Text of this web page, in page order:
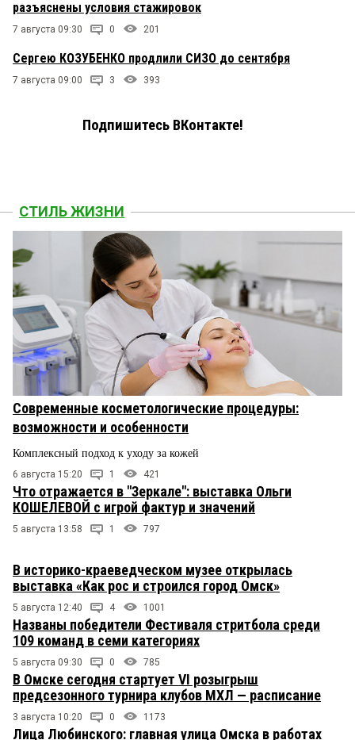
разъяснены условия стажировок
7 августа 09:30 0 201
Сергею КОЗУБЕНКО продлили СИЗО до сентября
7 августа 09:00 3 393
Подпишитесь ВКонтакте!
СТИЛЬ ЖИЗНИ
Современные косметологические процедуры:
возможности и особенности
Комплексный подход к уходу за кожей
6 августа 15:20 1 421
Что отражается в "Зеркале": выставка Ольги
КОШЕЛЕВОЙ с игрой фактур и значений
5 августа 13:58 1 797
В историко-краеведческом музее открылась
выставка «Как рос и строился город Омск»
5 августа 12:40 4 1001
Названы победители Фестиваля стритбола среди
109 команд в семи категориях
5 августа 09:30 0 785
В Омске сегодня стартует VI розыгрыш
предсезонного турнира клубов МХЛ — расписание
3 августа 10:20 0 1173
Лица Любинского: главная улица Омска в работах